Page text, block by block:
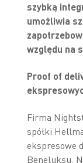
szybką
umożliwia
względu na
Proof of
Firma
spółki
ekspresowe
Beneluksu,